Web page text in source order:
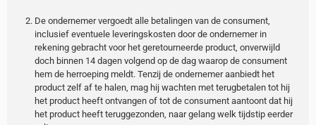
De ondernemer vergoedt alle betalingen van de consument,
inclusief eventuele leveringskosten door de ondernemer in
rekening gebracht voor het geretourneerde product, onverwijld
doch binnen 14 dagen volgend op de dag waarop de consument
hem de herroeping meldt. Tenzij de ondernemer aanbiedt het
product zelf af te halen, mag hij wachten met terugbetalen tot hij
het product heeft ontvangen of tot de consument aantoont dat hij
het product heeft teruggezonden, naar gelang welk tijdstip eerder